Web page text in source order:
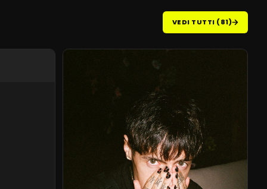
VEDI TUTTI (81)